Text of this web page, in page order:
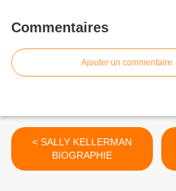
Commentaires
Ajouter un commentaire
< SALLY KELLERMAN
BIOGRAPHIE